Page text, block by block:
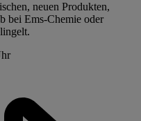
neuen Produkten,
bei Ems-Chemie oder